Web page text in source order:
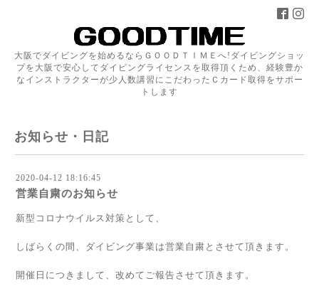
大阪でダイビングを始めるならＧＯＯＤＴＩＭＥへ!ダイビングショッ
プを大阪で安心してダイビングライセンスを取得頂くため、経験豊か
なインストラクターが少人数講習にこだわったＣカード取得をサポー
トします
お知らせ・日記
2020-04-12 18:16:45
営業自粛のお知らせ
新型コロナウイルス対策として、
しばらくの間、ダイビング事業は営業自粛とさせて頂きます。
開催日につきまして、改めてご報告させて頂きます。